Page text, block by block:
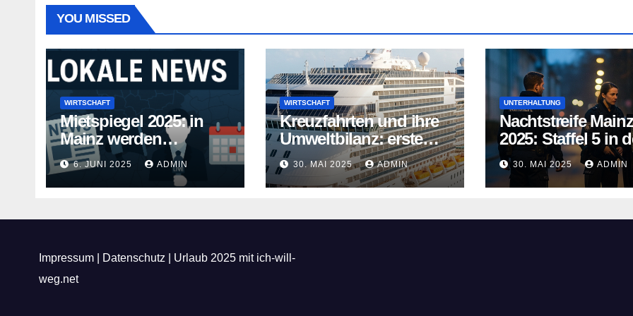
YOU MISSED
WIRTSCHAFT
Mietspiegel 2025: in
Mainz werden
Mietwohnungen noch
teurer
6. JUNI 2025 ADMIN
WIRTSCHAFT
Kreuzfahrten und ihre
Umweltbilanz: erste
Kreuzfahrtschiffe
gehen neue Wege
30. MAI 2025 ADMIN
UNTERHALTUNG
Nachtstreife Mainz
2025: Staffel 5 in
ARD Mediathek
30. MAI 2025 ADMIN
Impressum Datenschutz
Urlaub 2025 mit ich-will-
weg.net